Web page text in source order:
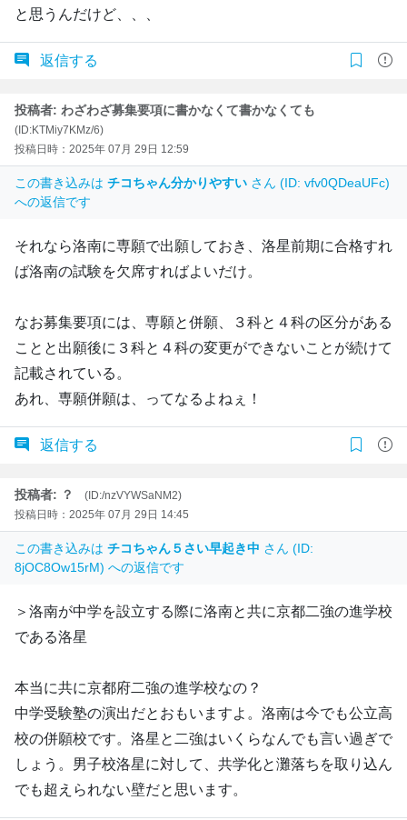
と思うんだけど、、、
返信する
投稿者: わざわざ募集要項に書かなくて書かなくても
(ID:KTMiy7KMz/6)
投稿日時：2025年 07月 29日 12:59
この書き込みは チコちゃん分かりやすい さん (ID: vfv0QDeaUFc)
への返信です
それなら洛南に専願で出願しておき、洛星前期に合格すれ
ば洛南の試験を欠席すればよいだけ。
なお募集要項には、専願と併願、３科と４科の区分がある
ことと出願後に３科と４科の変更ができないことが続けて
記載されている。
あれ、専願併願は、ってなるよねぇ！
返信する
投稿者: ？
(ID:/nzVYWSaNM2)
投稿日時：2025年 07月 29日 14:45
この書き込みは チコちゃん５さい早起き中 さん (ID:
8jOC8Ow15rM) への返信です
＞洛南が中学を設立する際に洛南と共に京都二強の進学校
である洛星
本当に共に京都府二強の進学校なの？
中学受験塾の演出だとおもいますよ。洛南は今でも公立高
校の併願校です。洛星と二強はいくらなんでも言い過ぎで
しょう。男子校洛星に対して、共学化と灘落ちを取り込ん
でも超えられない壁だと思います。